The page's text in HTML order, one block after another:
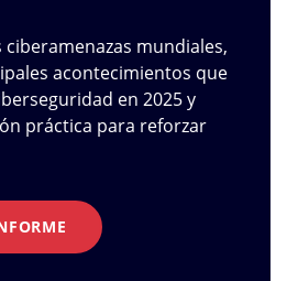
mundiales,
acontecimientos que
en 2025 y
práctica para reforzar